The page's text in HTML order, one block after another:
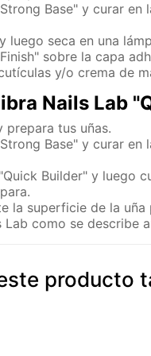
Base" y curar
seca en una
sobre la capa
y/o crema de
Nails Lab
tus uñas.
Base" y curar
Builder" y luego
la superficie de la
como se describe
producto